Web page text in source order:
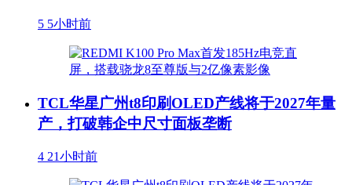
5 5小时前
TCL华星广州t8印刷OLED产线将于2027年量
产，打破韩企中尺寸面板垄断
4 21小时前